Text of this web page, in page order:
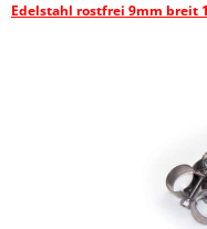
Edelstahl rostfrei 9mm breit